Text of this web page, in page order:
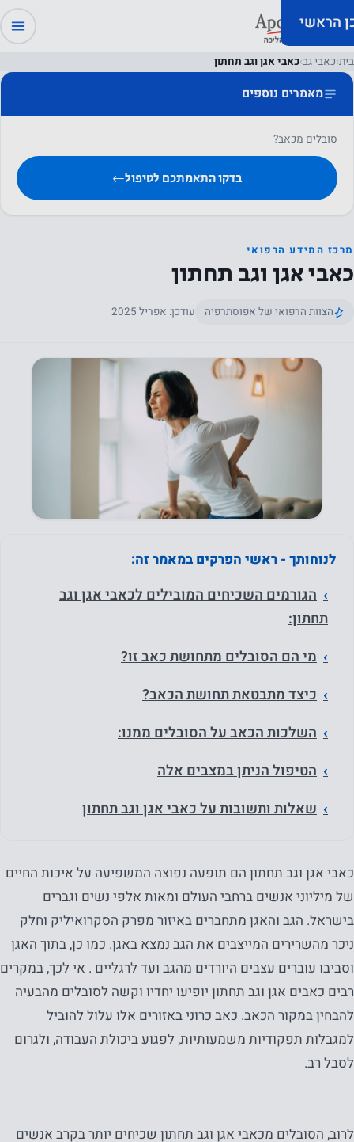
הראשי
בית›כאבי גב›כאבי אגן וגב תחתון
מאמרים נוספים
סובלים מכאב?
בדקו התאמתכם לטיפול←
מרכז המידע הרפואי
כאבי אגן וגב תחתון
הצוות הרפואי של אפוסתרפיה עודכן: אפריל 2025
לנוחותך - ראשי הפרקים במאמר זה:
הגורמים השכיחים המובילים לכאבי אגן וגב
תחתון:
מי הם הסובלים מתחושת כאב זו?
כיצד מתבטאת תחושת הכאב?
השלכות הכאב על הסובלים ממנו:
הטיפול הניתן במצבים אלה
שאלות ותשובות על כאבי אגן וגב תחתון
כאבי אגן וגב תחתון הם תופעה נפוצה המשפיעה על איכות החיים
של מיליוני אנשים ברחבי העולם ומאות אלפי נשים וגברים
בישראל. הגב והאגן מתחברים באיזור מפרק הסקרואיליק וחלק
ניכר מהשרירים המייצבים את הגב נמצא באגן. כמו כן, בתוך האגן
וסביבו עוברים עצבים היורדים מהגב ועד לרגליים . אי לכך, במקרים
רבים כאבים אגן וגב תחתון יופיעו יחדיו וקשה לסובלים מהבעיה
להבחין במקור הכאב. כאב כרוני באזורים אלו עלול להוביל
למגבלות תפקודיות משמעותיות, לפגוע ביכולת העבודה, ולגרום
לסבל רב.
לרוב, הסובלים מכאבי אגן וגב תחתון שכיחים יותר בקרב אנשים